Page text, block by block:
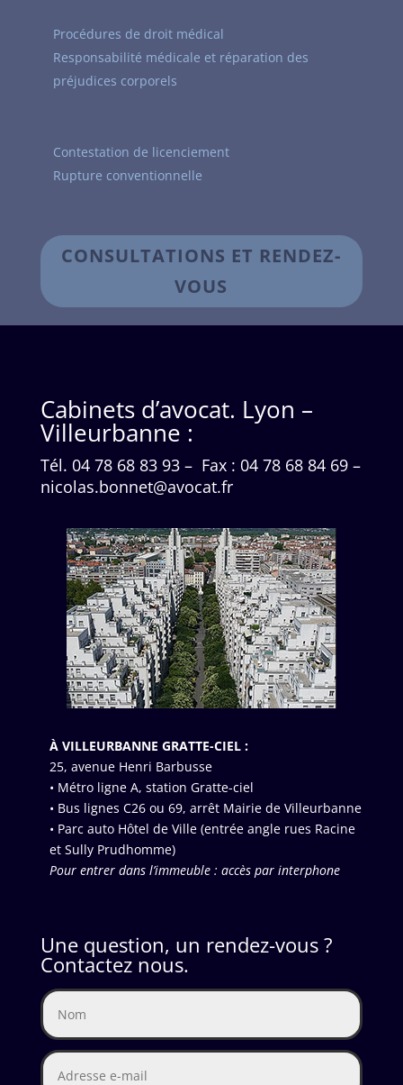
Procédures de droit médical
Responsabilité médicale et réparation des
préjudices corporels
Contestation de licenciement
Rupture conventionnelle
CONSULTATIONS ET RENDEZ-
VOUS
Cabinets d’avocat. Lyon –
Villeurbanne :
Tél. 04 78 68 83 93– Fax : 04 78 68 84 69–
nicolas.bonnet@avocat.fr
À VILLEURBANNE GRATTE-CIEL :
25, avenue Henri Barbusse
• Métro ligne A, station Gratte-ciel
• Bus lignes C26 ou 69, arrêt Mairie de Villeurbanne
• Parc auto Hôtel de Ville (entrée angle rues Racine
et Sully Prudhomme)
Pour entrer dans l’immeuble : accès par interphone
Une question, un rendez-vous ?
Contactez nous.